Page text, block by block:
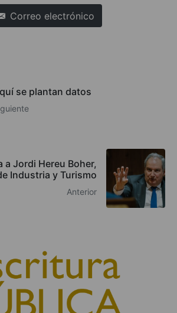
Correo electrónico
se plantan datos
a Jordi Hereu Boher,
Industria y Turismo
Anterior